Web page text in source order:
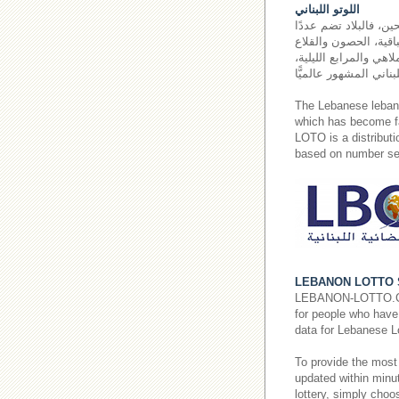
اللوتو اللبناني
فالبلاد تضم عددًا
الحصون والقلاع
والمرابع الليلية،
The Lebanese
which has become
LOTO is a
based on number
LEBANON LOTTO
LEBANON-
for people who
data for Lebanese
To provide the
updated within
lottery, simply